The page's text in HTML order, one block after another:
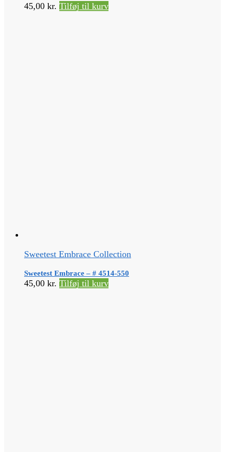
45,00 kr. Tilføj til kurv
Sweetest Embrace Collection
Sweetest Embrace – # 4514-550
45,00 kr. Tilføj til kurv